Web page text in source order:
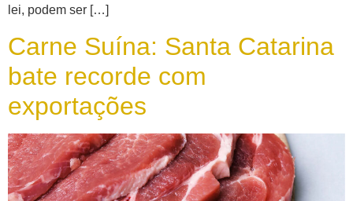
lei, podem ser […]
Carne Suína: Santa Catarina
bate recorde com
exportações